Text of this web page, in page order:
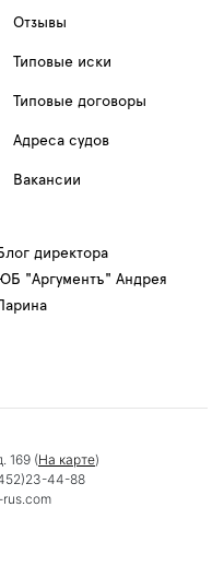
Отзывы
Типовые иски
Типовые договоры
Адреса судов
Вакансии
директора
"Аргументъ" Андрея
169 (На карте)
44-88